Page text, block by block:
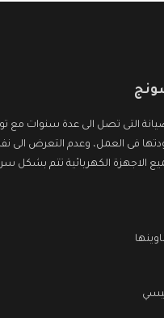
التى تصل الى عدة سنوات مع
فى العمل، وعدم التعرض الى
الاجهزة الكهربائية تتم بشكل